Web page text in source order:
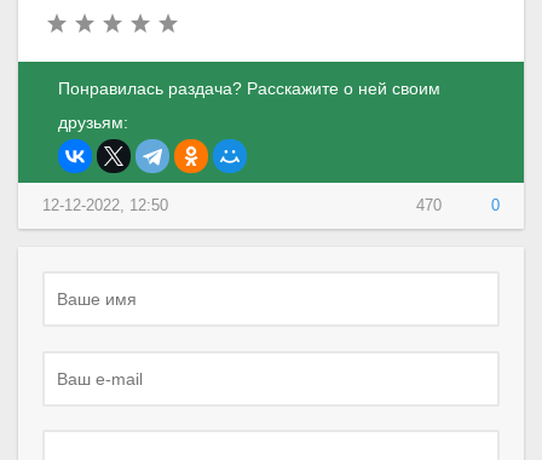
Понравилась раздача? Расскажите о ней своим
друзьям:
470 0
12-12-2022, 12:50